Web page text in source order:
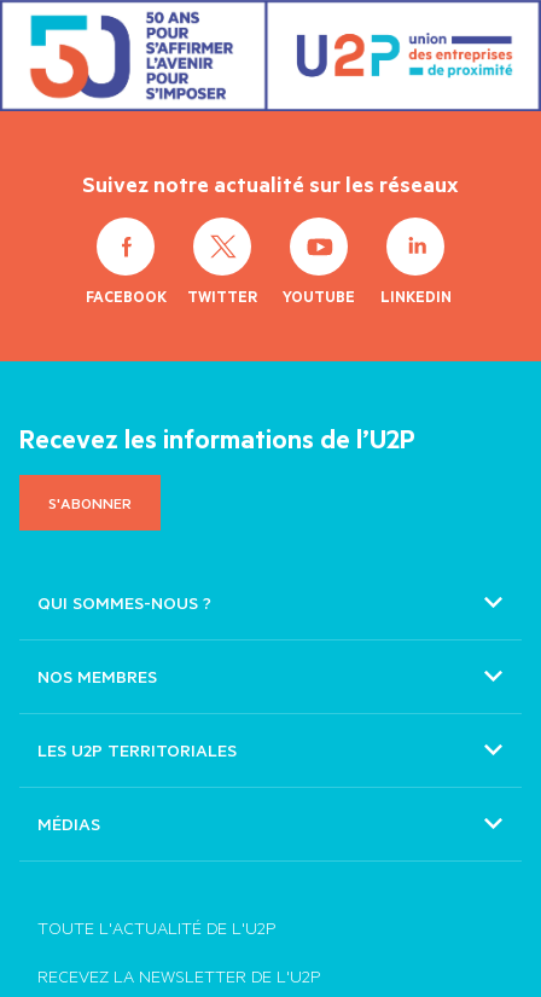
Suivez notre actualité sur les réseaux
FACEBOOK TWITTER YOUTUBE LINKEDIN
Recevez les informations de l’U2P
S'ABONNER
QUI SOMMES-NOUS ?
Nos instances
Notre histoire et nos succès
Notre équipe
NOS MEMBRES
CGAD
CNAMS
UNAPL
Tous les membres
LES U2P TERRITORIALES
MÉDIAS
Chaîne Youtube de l'U2P
TOUTE L'ACTUALITÉ DE L'U2P
RECEVEZ LA NEWSLETTER DE L'U2P